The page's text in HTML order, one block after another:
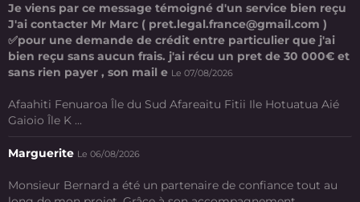
Je viens par ce message témoigné d'un service bien reçu
J'ai contacter Mr Marc ( pret.legal.france@gmail.com )
✅pour une demande de crédit entre particulier que j'ai
bien reçu sans aucun frais. j'ai récu un pret de 30 000€ et
sans rien payer , son mail e Le 07/08/2026
Afaahiti Fenuaroa Île du Sud Afareaitu Fitii Ile Hotuatua Aié
Gaioio Île K ...
Marguerite Le 06/08/2026
Monsieur Bernard a été un partenaire de confiance tout au